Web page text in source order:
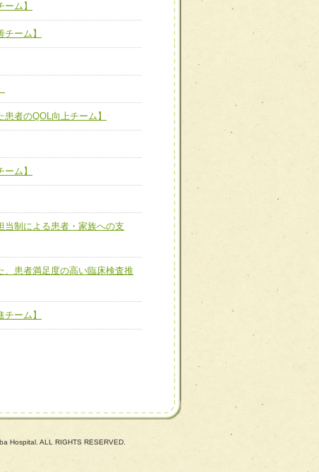
効果的な指導ができる
ム】
者のQOL向上チーム】
ム】
制による患者・家族へ
患者満足度の高い臨床
ム】
ーム】
者のQOL向上チーム】
ム】
当制による患者・家族への支
、患者満足度の高い臨床検査推
ーム】
Hospital. ALL RIGHTS RESERVED.